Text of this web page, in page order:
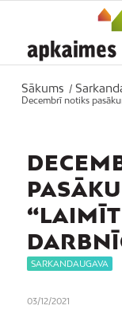
Sākums /
Decembrī notiks
SARKANDAUGAVA
03/12/2021